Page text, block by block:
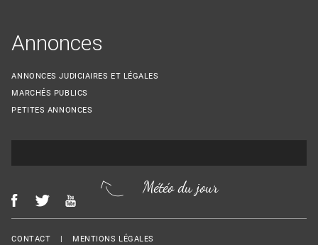
Annonces
ANNONCES JUDICIAIRES ET LÉGALES
MARCHÉS PUBLICS
PETITES ANNONCES
Météo du jour
Menu Footer
CONTACT MENTIONS LÉGALES